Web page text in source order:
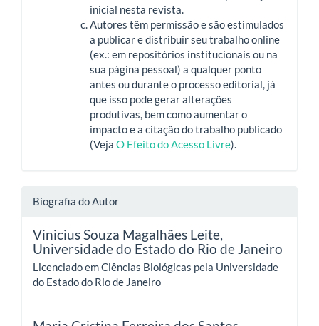
inicial nesta revista.
Autores têm permissão e são estimulados
a publicar e distribuir seu trabalho online
(ex.: em repositórios institucionais ou na
sua página pessoal) a qualquer ponto
antes ou durante o processo editorial, já
que isso pode gerar alterações
produtivas, bem como aumentar o
impacto e a citação do trabalho publicado
(Veja O Efeito do Acesso Livre).
Biografia do Autor
Vinicius Souza Magalhães Leite,
Universidade do Estado do Rio de Janeiro
Licenciado em Ciências Biológicas pela Universidade
do Estado do Rio de Janeiro